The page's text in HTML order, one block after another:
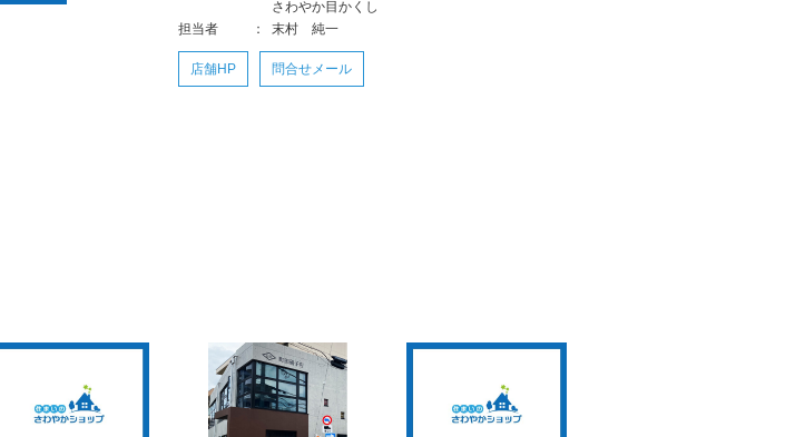
さわやか目かくし
担当者
： 末村 純一
店舗HP 問合せメール